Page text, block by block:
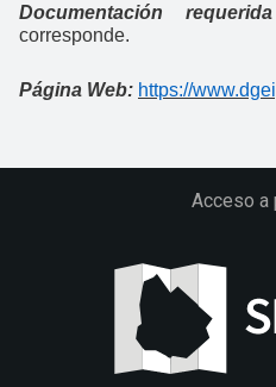
Documentación
corresponde.
Página Web: https://
Acceso a